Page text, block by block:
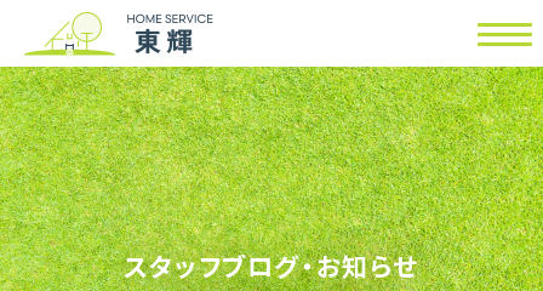
テ
ン
ツ
へ
ス
キ
ッ
プ
ゲ
ー
シ
ョ
ン
に
移
動
スタッフブログ・お知らせ